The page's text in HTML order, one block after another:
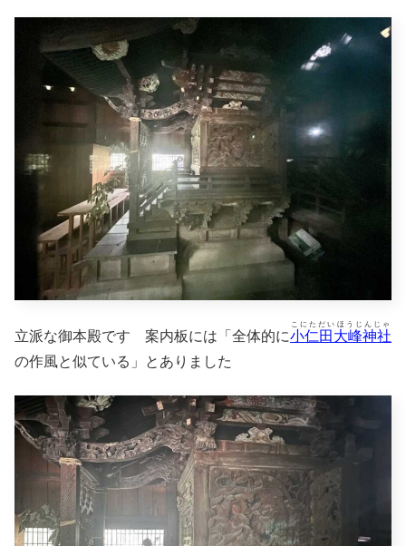
立派な御本殿です 案内板には「全体的に小仁田大峰神社
こにただいほうじんじゃ
の作風と似ている」とありました